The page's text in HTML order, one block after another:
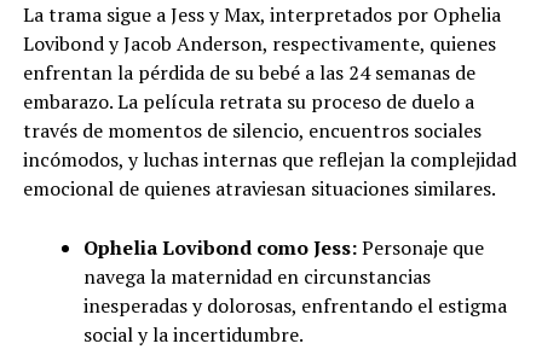
La trama sigue a Jess y Max, interpretados por Ophelia
Lovibond y Jacob Anderson, respectivamente, quienes
enfrentan la pérdida de su bebé a las 24 semanas de
embarazo. La película retrata su proceso de duelo a
través de momentos de silencio, encuentros sociales
incómodos, y luchas internas que reflejan la complejidad
emocional de quienes atraviesan situaciones similares.
Ophelia Lovibond como Jess:Personaje que
navega la maternidad en circunstancias
inesperadas y dolorosas, enfrentando el estigma
social y la incertidumbre.